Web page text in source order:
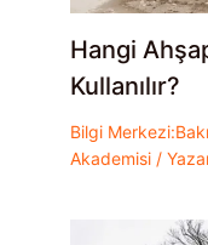
Hangi
Kullanılır?
Bilgi
Akademisi/